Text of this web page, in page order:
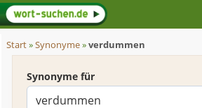
Start»Synonyme»verdummen
Synonyme für